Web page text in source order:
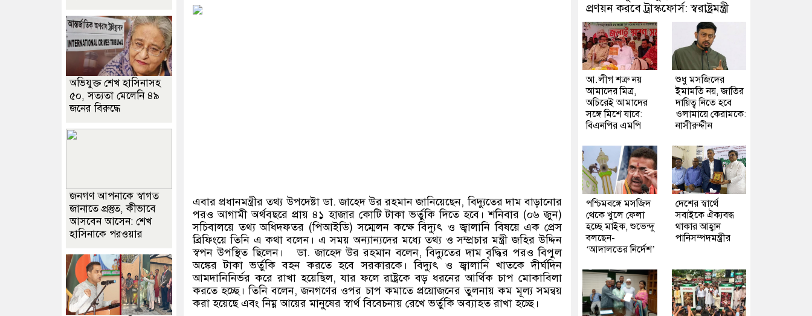
এবার প্রধানমন্ত্রীর তথ্য উপদেষ্টা ডা.জাহেদ উর রহমান জানিয়েছেন,বিদ্যুতের দাম বাড়ানোর
পরও আগামী অর্থবছরে প্রায় ৪১ হাজার কোটি টাকা ভর্তুকি দিতে হবে। শনিবার (০৬ জুন)
সচিবালয়ে তথ্য অধিদফতর (পিআইডি)সম্মেলন কক্ষে বিদ্যুৎ ও জ্বালানি বিষয়ে এক প্রেস
ব্রিফিংয়ে তিনি এ কথা বলেন। এ সময় অন্যান্যদের মধ্যে তথ্য ও সম্প্রচার মন্ত্রী জহির উদ্দিন
স্বপন উপস্থিত ছিলেন।
ডা.জাহেদ উর রহমান বলেন,বিদ্যুতের দাম বৃদ্ধির পরও বিপুল
অঙ্কের টাকা ভর্তুকি বহন করতে হবে সরকারকে। বিদ্যুৎ ও জ্বালানি খাতকে দীর্ঘদিন
আমদানিনির্ভর করে রাখা হয়েছিল,যার ফলে রাষ্ট্রকে বড় ধরনের আর্থিক চাপ মোকাবিলা
করতে হচ্ছে। তিনি বলেন,জনগণের ওপর চাপ কমাতে প্রয়োজনের তুলনায় কম মূল্য সমন্বয়
করা হয়েছে এবং নিম্ন আয়ের মানুষের স্বার্থ বিবেচনায় রেখে ভর্তুকি অব্যাহত রাখা হচ্ছে।
অভিযুক্ত শেখ হাসিনাসহ
৫০, সত্যতা মেলেনি ৪৯
জনের বিরুদ্ধে
জনগণ আপনাকে স্বাগত
জানাতে প্রস্তুত, কীভাবে
আসবেন আসেন: শেখ
হাসিনাকে পরওয়ার
প্রণয়ন করবে ট্রাস্কফোর্স: স্বরাষ্ট্রমন্ত্রী
আ.লীগ শত্রু নয়
আমাদের মিত্র,
অচিরেই আমাদের
সঙ্গে মিশে যাবে:
বিএনপির এমপি
শুধু মসজিদের
ইমামতি নয়, জাতির
দায়িত্ব নিতে হবে
ওলামায়ে কেরামকে:
নাসীরুদ্দীন
পশ্চিমবঙ্গে মসজিদ
থেকে খুলে ফেলা
হচ্ছে মাইক, শুভেন্দু
বলছেন-
‘আদালতের নির্দেশ’
দেশের স্বার্থে
সবাইকে ঐক্যবদ্ধ
থাকার আহ্বান
পানিসম্পদমন্ত্রীর